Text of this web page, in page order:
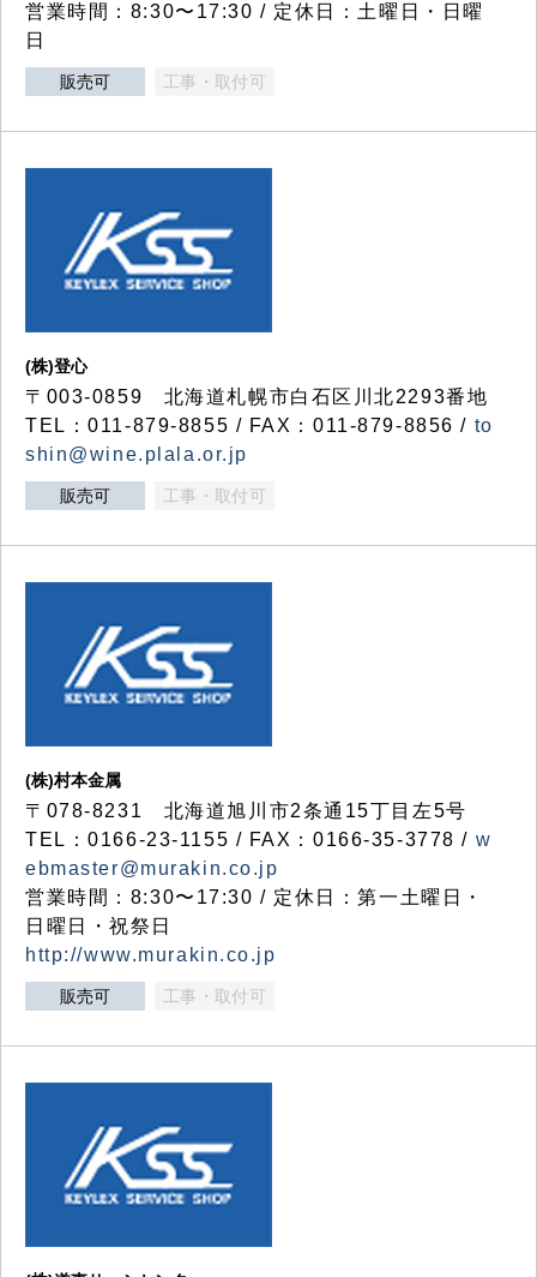
営業時間：8:30〜17:30 / 定休日：土曜日・日曜
日
販売可 工事・取付可
(株)登心
〒003-0859 北海道札幌市白石区川北2293番地
TEL：011-879-8855 / FAX：011-879-8856 / to
shin@wine.plala.or.jp
販売可 工事・取付可
(株)村本金属
〒078-8231 北海道旭川市2条通15丁目左5号
TEL：0166-23-1155 / FAX：0166-35-3778 / w
ebmaster@murakin.co.jp
営業時間：8:30〜17:30 / 定休日：第一土曜日・
日曜日・祝祭日
http://www.murakin.co.jp
販売可 工事・取付可